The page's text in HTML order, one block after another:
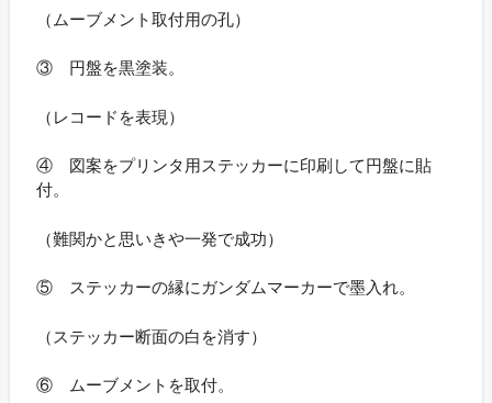
（ムーブメント取付用の孔）
③ 円盤を黒塗装。
（レコードを表現）
④ 図案をプリンタ用ステッカーに印刷して円盤に貼
付。
（難関かと思いきや一発で成功）
⑤ ステッカーの縁にガンダムマーカーで墨入れ。
（ステッカー断面の白を消す）
⑥ ムーブメントを取付。